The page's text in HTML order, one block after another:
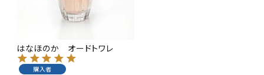
はなほのか オードトワレ
購入者